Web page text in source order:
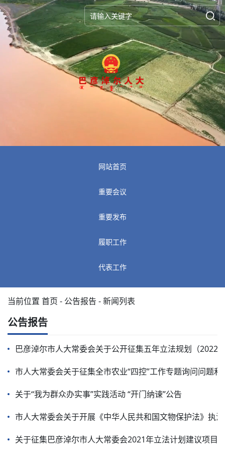
网站首页
重要会议
重要发布
履职工作
代表工作
当前位置 首页 - 公告报告 - 新闻列表
公告报告
巴彦淖尔市人大常委会关于公开征集五年立法规划（
市人大常委会关于征集全市农业“四控”工作专题询问问题
关于“我为群众办实事”实践活动 “开门纳谏”公告
市人大常委会关于开展《中华人民共和国文物保护法》执
关于征集巴彦淖尔市人大常委会2021年立法计划建议项目